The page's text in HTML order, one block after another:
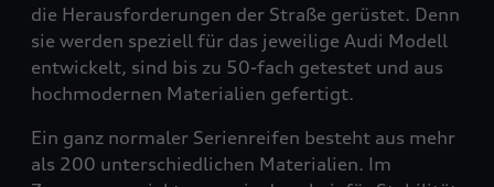
die Herausforderungen der Straße gerüstet. Denn
sie werden speziell für das jeweilige Audi Modell
entwickelt, sind bis zu 50-fach getestet und aus
hochmodernen Materialien gefertigt.
Ein ganz normaler Serienreifen besteht aus mehr
als 200 unterschiedlichen Materialien. Im